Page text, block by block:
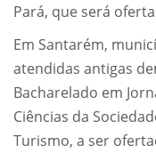
Pará, que será
Em Santarém,
atendidas antigas
Bacharelado em
Ciências da
Turismo, a ser